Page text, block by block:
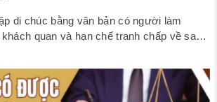
di chúc bằng văn bản có người làm
quan và hạn chế tranh chấp về sau.
cho việc lập di chúc. Vậy con của người